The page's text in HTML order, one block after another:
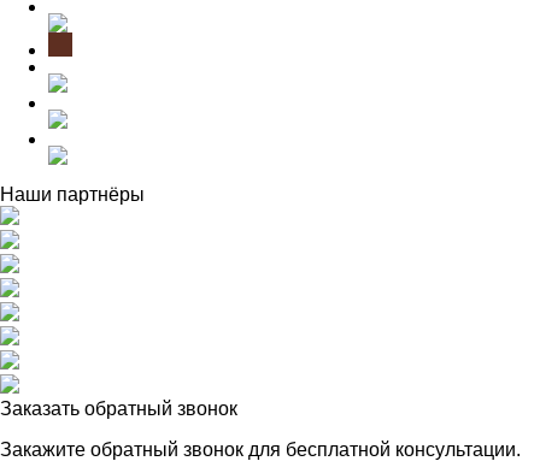
Наши партнёры
Заказать обратный звонок
Закажите обратный звонок для бесплатной консультации.